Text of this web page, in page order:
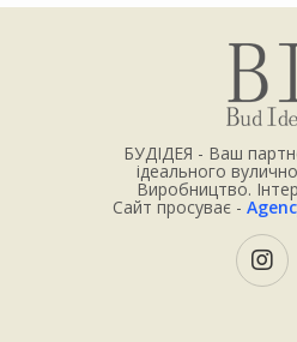
БУДІДЕЯ - Ваш
ідеального
Виробництво.
Сайт просуває -